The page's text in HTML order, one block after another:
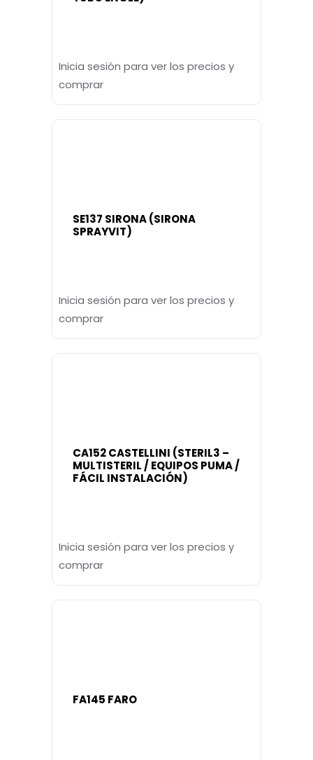
Inicia sesión para ver los precios y
comprar
SE137 SIRONA (SIRONA
SPRAYVIT)
Inicia sesión para ver los precios y
comprar
CA152 CASTELLINI (STERIL3 –
MULTISTERIL / EQUIPOS PUMA /
FÁCIL INSTALACIÓN)
Inicia sesión para ver los precios y
comprar
FA145 FARO